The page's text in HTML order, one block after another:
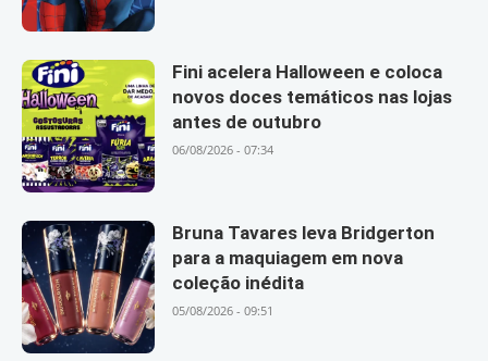
Fini acelera Halloween e coloca
novos doces temáticos nas lojas
antes de outubro
06/08/2026 - 07:34
Bruna Tavares leva Bridgerton
para a maquiagem em nova
coleção inédita
05/08/2026 - 09:51